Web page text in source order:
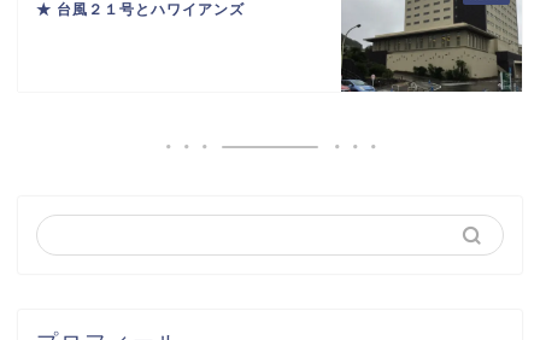
★ 台風２１号とハワイアンズ